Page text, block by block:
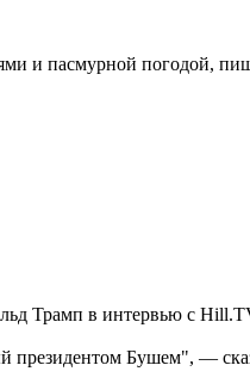
и пасмурной погодой,
Трамп в интервью с
президентом Бушем", —